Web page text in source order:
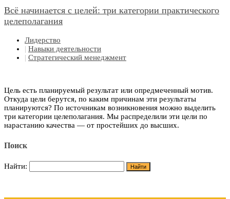
Всё начинается с целей: три категории практического
целеполагания
Лидерство
| Навыки деятельности
| Стратегический менеджмент
Цель есть планируемый результат или опредмеченный мотив.
Откуда цели берутся, по каким причинам эти результаты
планируются? По источникам возникновения можно выделить
три категории целеполагания. Мы распределили эти цели по
нарастанию качества — от простейших до высших.
Поиск
Найти: